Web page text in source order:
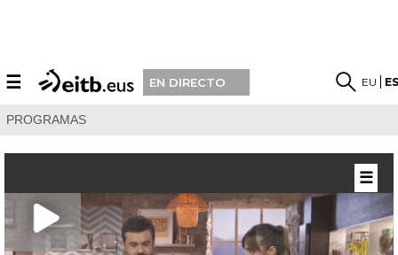
☰ EN DIRECTO EU
PROGRAMAS
☰